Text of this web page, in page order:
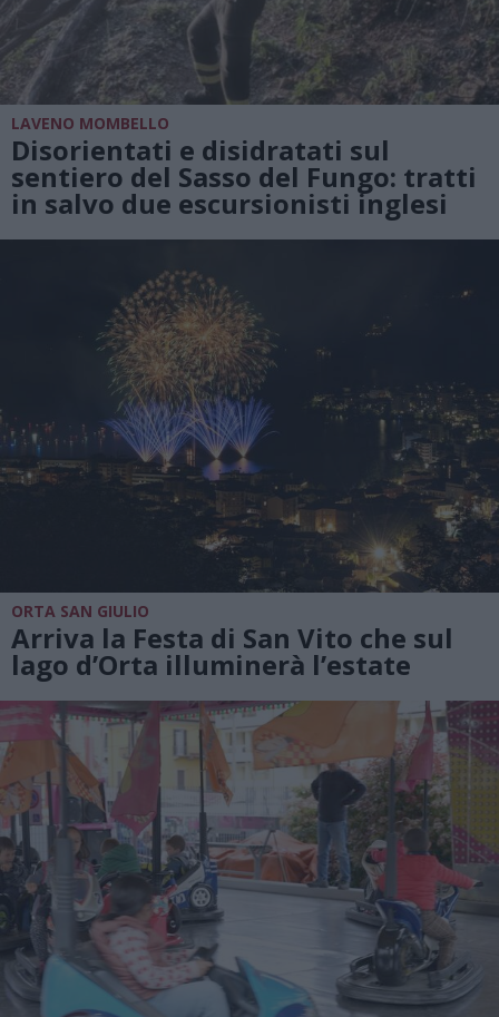
LAVENO MOMBELLO
Disorientati e disidratati sul
sentiero del Sasso del Fungo: tratti
in salvo due escursionisti inglesi
ORTA SAN GIULIO
Arriva la Festa di San Vito che sul
lago d’Orta illuminerà l’estate